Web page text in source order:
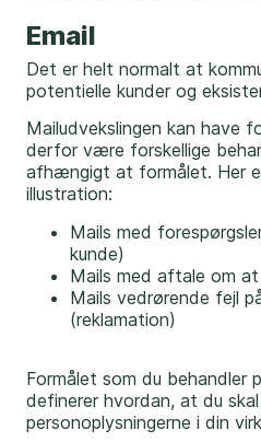
Email
Det er helt normalt at
potentielle kunder og
Mailudvekslingen kan have
derfor være forskellige
afhængigt at formålet. Her
illustration:
Mails med
kunde)
Mails med aftale om
Mails vedrørende fejl
(reklamation)
Formålet som du behandler
definerer hvordan, at du
personoplysningerne i din